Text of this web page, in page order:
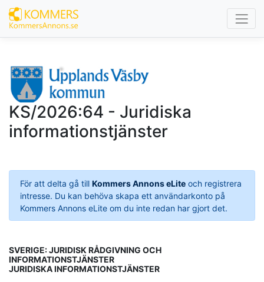
KS/2026:64 - Juridiska
informationstjänster
För att delta gå till Kommers Annons eLiteoch registrera
intresse. Du kan behöva skapa ett användarkonto på
Kommers Annons eLite om du inte redan har gjort det.
SVERIGE: JURIDISK RÅDGIVNING OCH
INFORMATIONSTJÄNSTER
JURIDISKA INFORMATIONSTJÄNSTER